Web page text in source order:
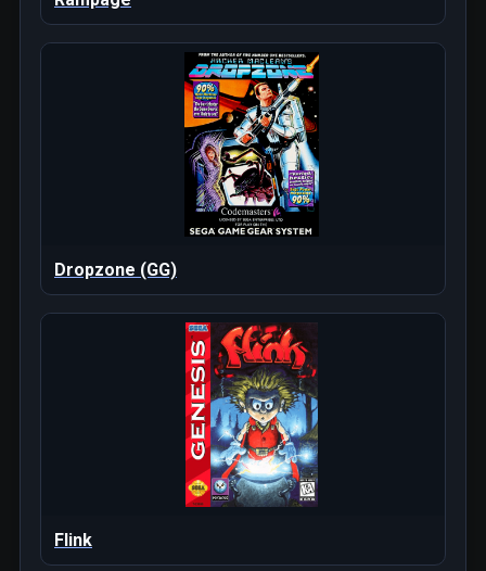
Dropzone (GG)
Flink